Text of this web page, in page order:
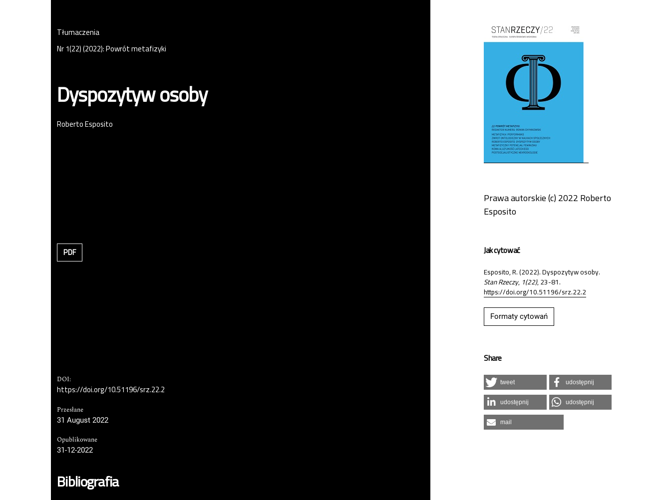
Tłumaczenia
Nr 1(22) (2022): Powrót metafizyki
Dyspozytyw osoby
Roberto Esposito
PDF
DOI:
https://doi.org/10.51196/srz.22.2
Przesłane
31 August 2022
Opublikowane
31-12-2022
Bibliografia
Cover image
Prawa autorskie (c) 2022 Roberto
Esposito
Jak cytować
Esposito, R. (2022). Dyspozytyw osoby.
Stan Rzeczy, 1(22), 23-81.
https://doi.org/10.51196/srz.22.2
Formaty cytowań
Share
tweet udostępnij
udostępnij udostępnij
mail